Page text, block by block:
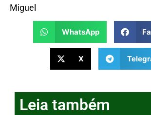
Miguel
WhatsApp
X
Leia também